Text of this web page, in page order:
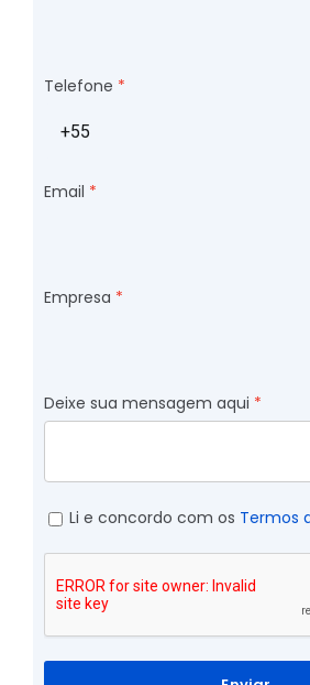
Telefone
Email
Empresa
Deixe sua mensagem aqui
Li e concordo com os Termos